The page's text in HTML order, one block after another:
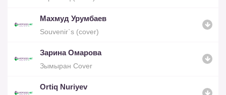
Махмуд Урумбаев
Souvenir`s (cover)
Зарина Омарова
Зымыран Cover
Ortiq Nuriyev